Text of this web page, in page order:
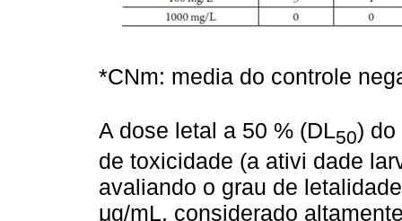
*CNm: media do controle
A dose letal a 50 % (DL50) do
de toxicidade (a ativi dade
avaliando o grau de
μg/mL, considerado